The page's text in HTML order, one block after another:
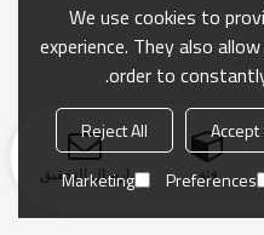
فئة ارسال التحقيق
We use cookies to
experience. They also
order to
Reject All
Preferences
Marketing